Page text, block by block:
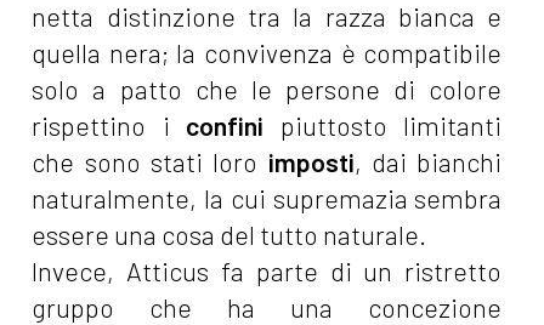
netta distinzione tra la razza bianca e
quella nera; la convivenza è compatibile
solo a patto che le persone di colore
rispettino i confini piuttosto limitanti
che sono stati loro imposti, dai bianchi
naturalmente, la cui supremazia sembra
essere una cosa del tutto naturale.
Invece, Atticus fa parte di un ristretto
gruppo che ha una concezione